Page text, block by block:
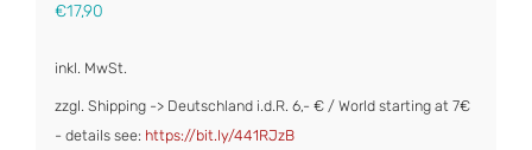
€17,90
inkl. MwSt.
zzgl. Shipping -> Deutschland i.d.R. 6,- € / World starting at 7€
- details see: https://bit.ly/441RJzB